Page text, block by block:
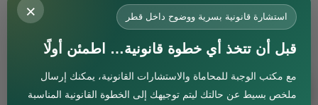
استشارة
× استشارة قانونية بسرية ووضوح داخل قطر
قبل أن تتخذ أي خطوة قانونية… اطمئن أولًا
مع مكتب الوجبة للمحاماة والاستشارات القانونية، يمكنك إرسال
ملخص بسيط عن حالتك ليتم توجيهك إلى الخطوة القانونية المناسبة
محامي في الرياض شاطر
محامي في المدينة المنورة
المحامي صنيتان السبيعي
افضل محامي في جدة